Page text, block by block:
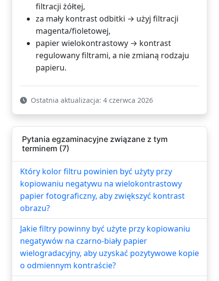
filtracji żółtej,
za mały kontrast odbitki → użyj filtracji
magenta/fioletowej,
papier wielokontrastowy → kontrast
regulowany filtrami, a nie zmianą rodzaju
papieru.
Ostatnia aktualizacja: 4 czerwca 2026
Pytania egzaminacyjne związane z tym
terminem (7)
Który kolor filtru powinien być użyty przy
kopiowaniu negatywu na wielokontrastowy
papier fotograficzny, aby zwiększyć kontrast
obrazu?
Jakie filtry powinny być użyte przy kopiowaniu
negatywów na czarno-biały papier
wielogradacyjny, aby uzyskać pozytywowe kopie
o odmiennym kontraście?